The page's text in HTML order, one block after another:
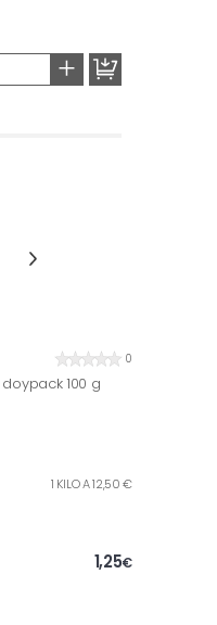
+
0
100 g
1 KILO A 12,50 €
1,25€